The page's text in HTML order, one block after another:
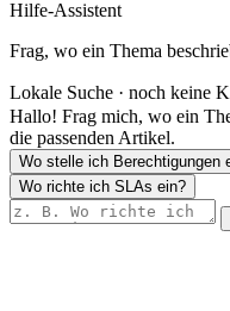
Hilfe-Assistent
Frag, wo ein Thema
Lokale Suche · noch keine
Hallo! Frag mich, wo ein
die passenden Artikel.
Wo stelle ich Berechtigungen
Wo richte ich SLAs ein?